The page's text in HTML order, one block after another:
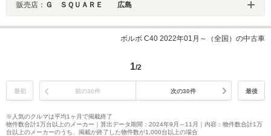
販売店： Ｇ ＳＱＵＡＲＥ 広島
ボルボ C40 2022年01月～（全国）の中古車
1/2
最初 前の30件 次の30件 最後
※人気のクルマは平均1ヶ月で掲載終了
物件数合計1万台以上のメーカー｜算出データ期間：2024年9月～11月｜内容：物件数合計1万
台以上のメーカーのうち、掲載が終了した物件数が1,000台以上の場合